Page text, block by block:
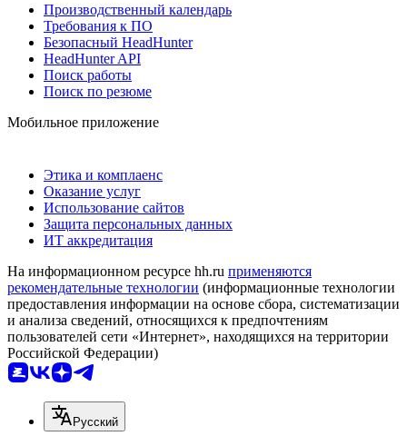
Производственный календарь
Требования к ПО
Безопасный HeadHunter
HeadHunter API
Поиск работы
Поиск по резюме
Мобильное приложение
Этика и комплаенс
Оказание услуг
Использование сайтов
Защита персональных данных
ИТ аккредитация
На информационном ресурсе hh.ru применяются
рекомендательные технологии (информационные технологии
предоставления информации на основе сбора, систематизации
и анализа сведений, относящихся к предпочтениям
пользователей сети «Интернет», находящихся на территории
Российской Федерации)
Русский